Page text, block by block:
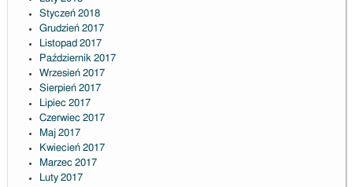
Styczeń 2018
Grudzień 2017
Listopad 2017
Październik 2017
Wrzesień 2017
Sierpień 2017
Lipiec 2017
Czerwiec 2017
Maj 2017
Kwiecień 2017
Marzec 2017
Luty 2017